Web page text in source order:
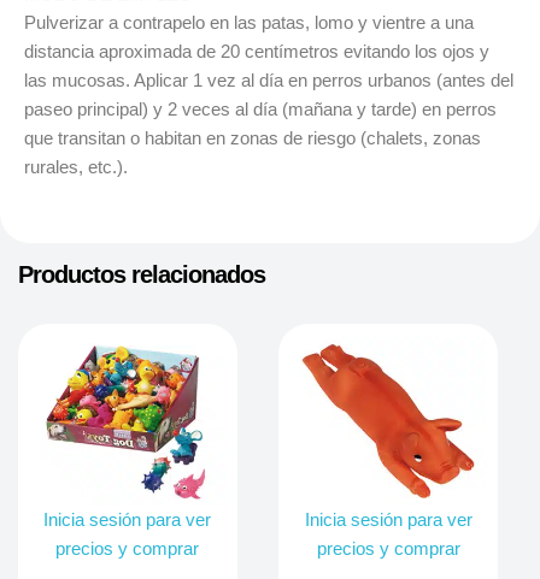
Pulverizar a contrapelo en las patas, lomo y vientre a una
distancia aproximada de 20 centímetros evitando los ojos y
las mucosas. Aplicar 1 vez al día en perros urbanos (antes del
paseo principal) y 2 veces al día (mañana y tarde) en perros
que transitan o habitan en zonas de riesgo (chalets, zonas
rurales, etc.).
Productos relacionados
Inicia sesión para ver
precios y comprar
Inicia sesión para ver
precios y comprar